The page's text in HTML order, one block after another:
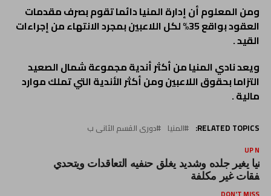
ومن المعلوم أن إدارة المنيا دائما تقوم بصرف مقدمات
العقود بواقع 35% لكل اللاعبين بمجرد الانتهاء من إجراءات
القيد .
ويعد نادي المنيا من أكثر أندية مجموعة شمال الصعيد
التزاما بحقوق اللاعبين ومن أكثر الأندية التي تملك موارد
مالية .
RELATED TOPICS: المنيا دورى القسم الثانى ب
UP
يغير جلده وشديد يغلق حنفيه التعاقدات ويتحدي
غير مكلفة